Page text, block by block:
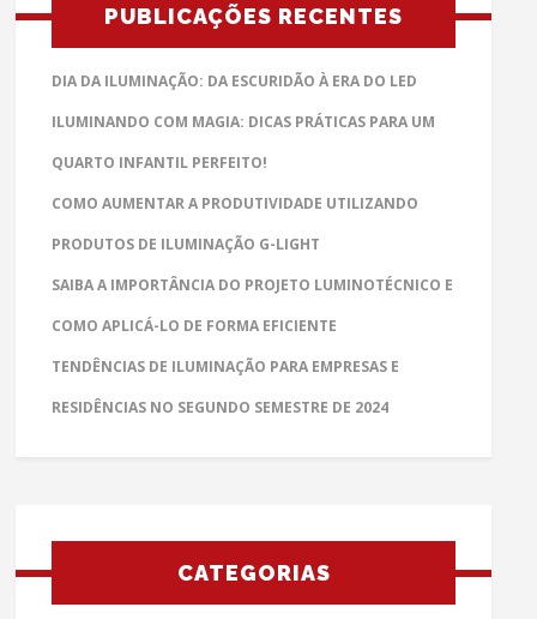
PUBLICAÇÕES RECENTES
DIA DA ILUMINAÇÃO: DA ESCURIDÃO À ERA DO LED
ILUMINANDO COM MAGIA: DICAS PRÁTICAS PARA UM
QUARTO INFANTIL PERFEITO!
COMO AUMENTAR A PRODUTIVIDADE UTILIZANDO
PRODUTOS DE ILUMINAÇÃO G-LIGHT
SAIBA A IMPORTÂNCIA DO PROJETO LUMINOTÉCNICO E
COMO APLICÁ-LO DE FORMA EFICIENTE
TENDÊNCIAS DE ILUMINAÇÃO PARA EMPRESAS E
RESIDÊNCIAS NO SEGUNDO SEMESTRE DE 2024
CATEGORIAS